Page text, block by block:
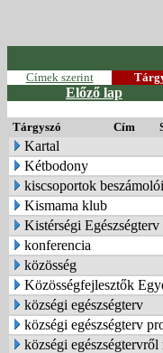
Címek szerint
Előző lap
Tárgyszó Cím
Kartal
Kétbodony
kiscsoportok beszámolói
Kismama klub
Kistérségi
konferencia
közösség
Közösségfejlesztők
községi egészségterv
községi egészségterv
községi egészségtervről